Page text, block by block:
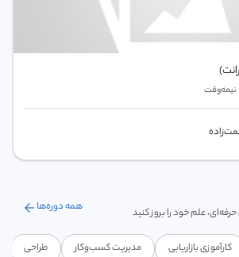
نیمه‌وقت
علم خود را بروز کنید همه دوره‌هاarrow_back
کارآموزی بازاریابی مدیریت کسب‌وکار طراحی